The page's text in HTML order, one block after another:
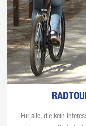
Für alle, die kein